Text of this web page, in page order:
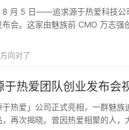
化
月 5 日——追求源于热爱科技公
布会。这家由魅族前 CMO 万志
向对了
于热爱团队创业发布会
于热爱」公司正式亮相，一群魅
，再次揭晓。曾因热爱相聚的人，